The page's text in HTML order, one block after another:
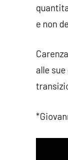
e non
alle